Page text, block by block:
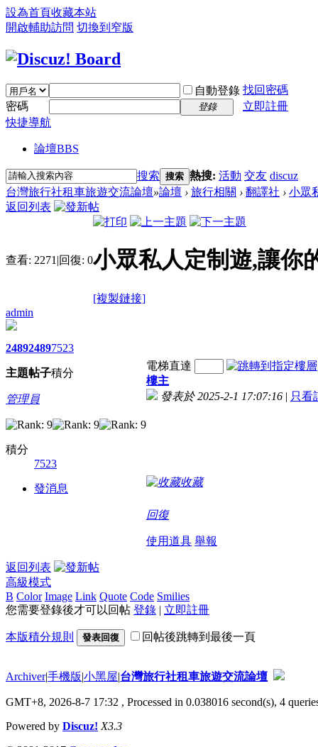
設為首頁收藏本站
開啟輔助訪問 切換到窄版
自動登錄 找回密碼
密碼
登錄
立即註冊
快捷導航
論壇BBS
搜索 搜索 熱搜: 活動 交友 discuz
台灣旅行社租車旅遊交流論壇»論壇 › 旅行相關 › 翻譯社 › 小眾
返回列表
查看: 2271 |回復: 0小眾私人定制遊,讓你
[複製鏈接]
admin
2489
主題
2489
帖子
7523
積分
管理員
積分
7523
發消息
電梯直達
樓主
發表於 2025-2-1 17:07:16 | 只看
收藏
回復
使用道具 舉報
返回列表
高級模式
B Color Image Link Quote Code Smilies
您需要登錄後才可以回帖 登錄 | 立即註冊
本版積分規則 發表回復 回帖後跳轉到最後一頁
Archiver|手機版|小黑屋|台灣旅行社租車旅遊交流論壇
GMT+8, 2026-8-7 17:32 , Processed in 0.038016 second(s), 4
Powered by Discuz! X3.3